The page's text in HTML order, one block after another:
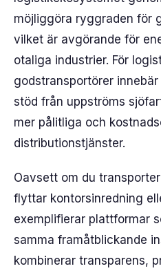
möjliggöra ryggraden för
vilket är avgörande för
otaliga industrier. För
godstransportörer
stöd från uppströms
mer pålitliga och
distributionstjänster.
Oavsett om du
flyttar kontorsinredning
exemplifierar plattformar
samma framåtblickande
kombinerar transparens,